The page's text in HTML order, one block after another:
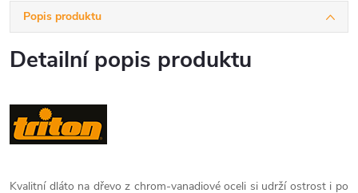
Popis produktu
Detailní popis produktu
Kvalitní dláto na dřevo z chrom-vanadiové oceli si udrží ostrost i po